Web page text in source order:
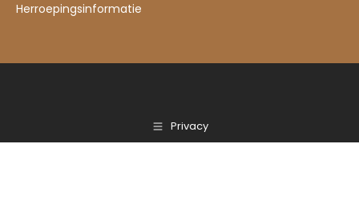
Herroepingsinformatie
Privacy